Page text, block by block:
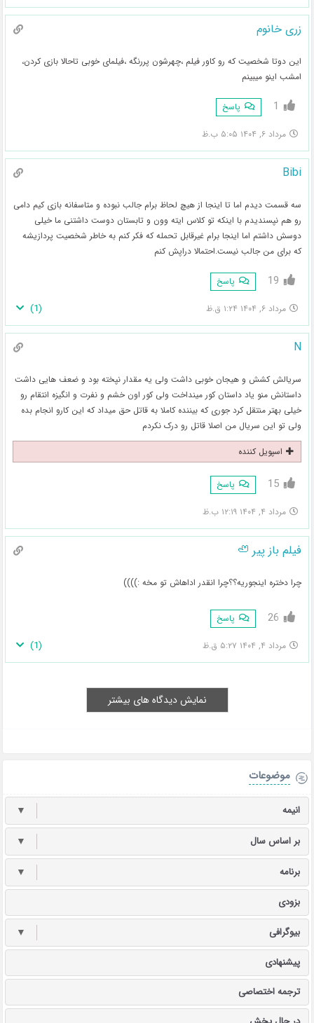
زری خانوم
این دوتا شخصیت که رو کاور فیلم ،چهرشون پررنگه ،فیلمای خوبی تاحالا بازی کردن،
امشب اینو میبینم
1 پاسخ
مرداد ۶, ۱۴۰۴ ۵:۰۵ ب.ظ
Bibi
سه قسمت دیدم اما تا اینجا از هیچ لحاظ برام جالب نبوده و متاسفانه بازی کیم دامی
رو هم نپسندیدم با اینکه تو کلاس ایته وون و تابستان دوست داشتنی ما خیلی
دوسش داشتم اما اینجا برام غیرقابل تحمله که فکر کنم به خاطر شخصیت پردازیشه
که برای من جالب نیست.احتمالا دراپش کنم
19 پاسخ
مرداد ۶, ۱۴۰۴ ۱:۲۴ ق.ظ (
1
)
N
سریالش کشش و هیجان خوبی داشت ولی یه مقدار نپخته بود و ضعف هایی داشت
داستانش منو یاد داستان کور مینداخت ولی کور اون خشم و نفرت و انگیزه انتقام رو
خیلی بهتر منتقل کرد جوری که بیننده کاملا به قاتل حق میداد که این کارو انجام بده
ولی تو این سریال من اصلا قاتل رو درک نکردم
اسپویل کننده
15 پاسخ
مرداد ۴, ۱۴۰۴ ۱۲:۱۹ ب.ظ
فیلم باز پیر 🦥
چرا دختره اینجوریه؟؟چرا انقدر اداهاش تو مخه :))))
26 پاسخ
مرداد ۴, ۱۴۰۴ ۵:۲۷ ق.ظ (
1
)
نمایش دیدگاه های بیشتر
موضوعات
انیمه ▼
بر اساس سال ▼
برنامه ▼
بزودی
بیوگرافی ▼
پیشنهادی
ترجمه اختصاصی